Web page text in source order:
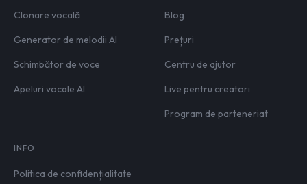
Clonare vocală
Generator de melodii AI
Schimbător de voce
Apeluri vocale AI
Blog
Prețuri
Centru de ajutor
Live pentru creatori
Program de parteneriat
INFO
Politica de confidențialitate